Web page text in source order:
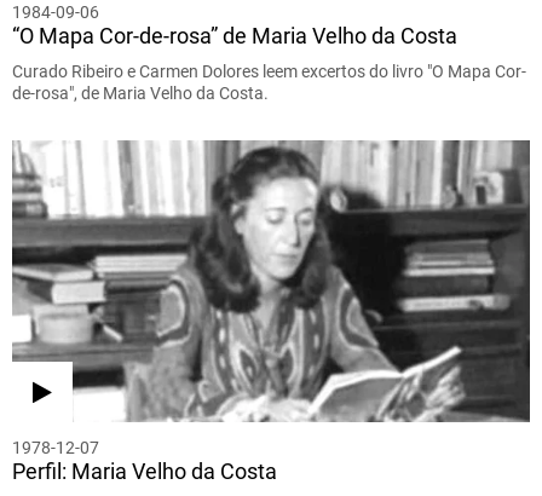
1984-09-06
“O Mapa Cor-de-rosa” de Maria Velho da Costa
Curado Ribeiro e Carmen Dolores leem excertos do livro "O Mapa Cor-
de-rosa", de Maria Velho da Costa.
1978-12-07
Perfil: Maria Velho da Costa